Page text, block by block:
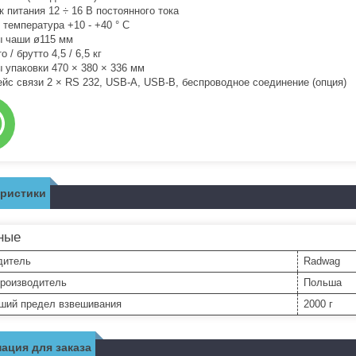
питания 12 ÷ 16 В постоянного тока
+10 - +40 ° C
чаши ø115 мм
/ брутто 4,5 / 6,5 кг
упаковки 470 × 380 × 336 мм
связи 2 × RS 232, USB-A, USB-B, беспроводное соединение (опция)
Radwag
Польша
предел взвешивания
2000 г
для заказа